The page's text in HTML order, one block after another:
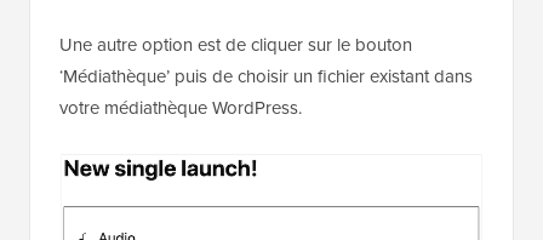
Une autre option est de cliquer sur le bouton
‘Médiathèque’ puis de choisir un fichier existant dans
votre médiathèque WordPress.